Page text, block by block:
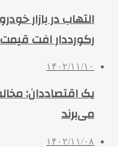
التهاب در بازار
رکورددار افت
۱۴۰۲/۱۱/۱۰
می‌برند
۱۴۰۲/۱۱/۰۸